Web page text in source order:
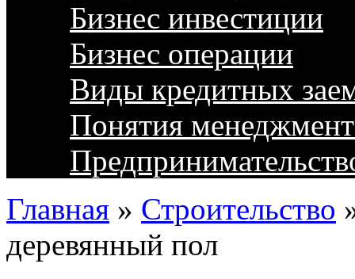
Бизнес инвестиции
Бизнес операции
Виды кредитных
Понятия
Главная » Строительство
деревянный пол